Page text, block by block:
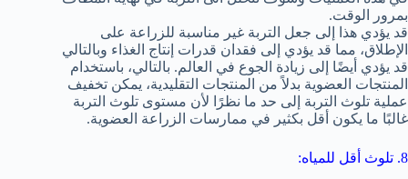
بمرور الوقت.
قد يؤدي هذا إلى جعل التربة غير مناسبة للزراعة على
الإطلاق، مما قد يؤدي إلى فقدان قدرات إنتاج الغذاء وبالتالي
قد يؤدي أيضًا إلى زيادة الجوع في العالم. بالتالي، باستخدام
المنتجات العضوية بدلاً من المنتجات التقليدية، يمكن تخفيف
عملية تلوث التربة إلى حد ما نظرًا لأن مستوى تلوث التربة
غالبًا ما يكون أقل بكثير في ممارسات الزراعة العضوية.
8. تلوث أقل للمياه: